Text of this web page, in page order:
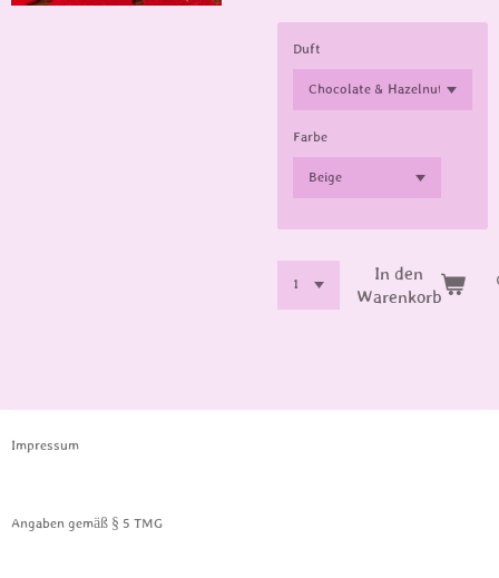
Duft
Farbe
In den
Warenkorb
Impressum
Angaben gemäß § 5 TMG